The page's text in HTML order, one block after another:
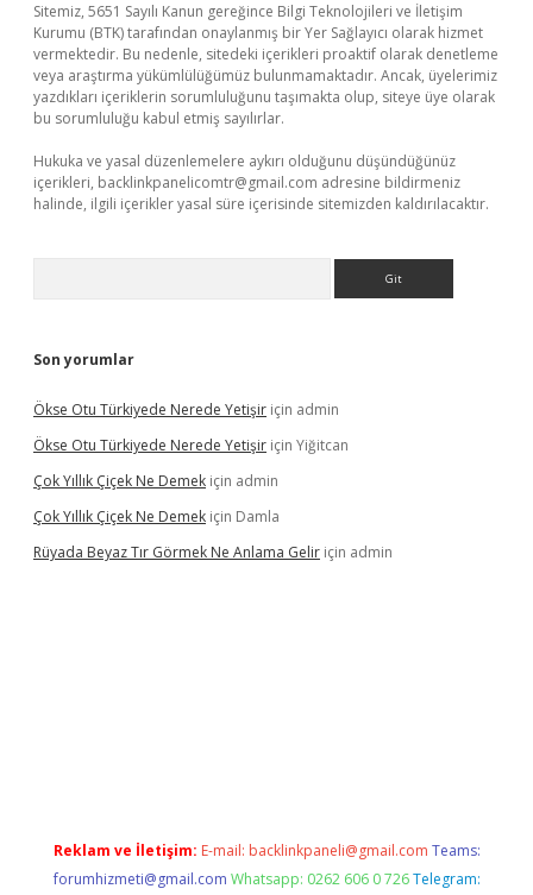
Sitemiz, 5651 Sayılı Kanun gereğince Bilgi Teknolojileri ve İletişim
Kurumu (BTK) tarafından onaylanmış bir Yer Sağlayıcı olarak hizmet
vermektedir. Bu nedenle, sitedeki içerikleri proaktif olarak denetleme
veya araştırma yükümlülüğümüz bulunmamaktadır. Ancak, üyelerimiz
yazdıkları içeriklerin sorumluluğunu taşımakta olup, siteye üye olarak
bu sorumluluğu kabul etmiş sayılırlar.
Hukuka ve yasal düzenlemelere aykırı olduğunu düşündüğünüz
içerikleri, backlinkpanelicomtr@gmail.com adresine bildirmeniz
halinde, ilgili içerikler yasal süre içerisinde sitemizden kaldırılacaktır.
Son yorumlar
Ökse Otu Türkiyede Nerede Yetişir için admin
Ökse Otu Türkiyede Nerede Yetişir için Yiğitcan
Çok Yıllık Çiçek Ne Demek için admin
Çok Yıllık Çiçek Ne Demek için Damla
Rüyada Beyaz Tır Görmek Ne Anlama Gelir için admin
Reklam ve İletişim: E-mail: backlinkpaneli@gmail.com Teams:
forumhizmeti@gmail.com Whatsapp: 0262 606 0 726 Telegram: